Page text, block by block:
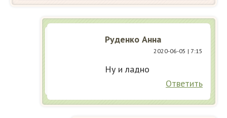
Руденко Анна
2020-06-05 | 7:15
Ну и ладно
Ответить